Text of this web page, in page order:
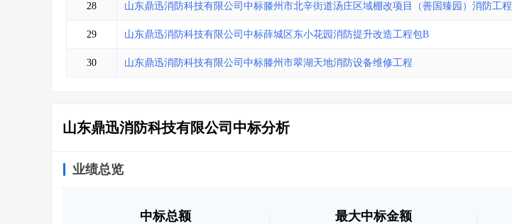
28 山东鼎迅消防科技有限公司中标滕州市北辛街道汤庄区域棚改项目（善国臻园）消防工程
29 山东鼎迅消防科技有限公司中标薛城区东小花园消防提升改造工程包B
30 山东鼎迅消防科技有限公司中标滕州市翠湖天地消防设备维修工程
山东鼎迅消防科技有限公司中标分析
业绩总览
中标总额 最大中标金额